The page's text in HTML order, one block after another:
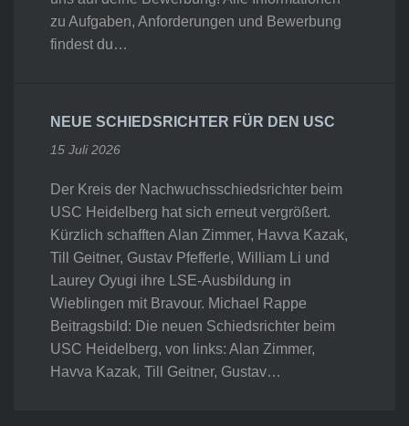
zu Aufgaben, Anforderungen und Bewerbung
findest du…
NEUE SCHIEDSRICHTER FÜR DEN USC
15 Juli 2026
Der Kreis der Nachwuchsschiedsrichter beim
USC Heidelberg hat sich erneut vergrößert.
Kürzlich schafften Alan Zimmer, Havva Kazak,
Till Geitner, Gustav Pfefferle, William Li und
Laurey Oyugi ihre LSE-Ausbildung in
Wieblingen mit Bravour. Michael Rappe
Beitragsbild: Die neuen Schiedsrichter beim
USC Heidelberg, von links: Alan Zimmer,
Havva Kazak, Till Geitner, Gustav…